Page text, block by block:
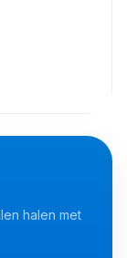
halen met